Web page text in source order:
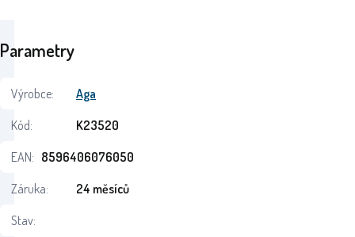
Parametry
Výrobce:
Aga
Kód:
K23520
EAN: 8596406076050
Záruka:
24 měsíců
Stav: